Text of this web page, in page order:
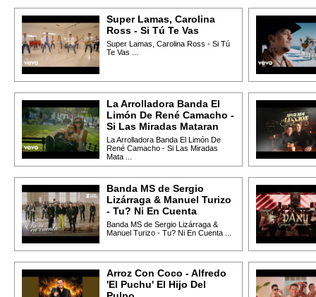
Super Lamas, Carolina
Ross - Si Tú Te Vas
Super Lamas, Carolina Ross - Si Tú
Te Vas ...
La Arrolladora Banda El
Limón De René Camacho -
Si Las Miradas Mataran
La Arrolladora Banda El Limón De
René Camacho - Si Las Miradas
Mata ...
Banda MS de Sergio
Lizárraga & Manuel Turizo
- Tu? Ni En Cuenta
Banda MS de Sergio Lizárraga &
Manuel Turizo - Tu? Ni En Cuenta ...
Arroz Con Coco - Alfredo
'El Puchu' El Hijo Del